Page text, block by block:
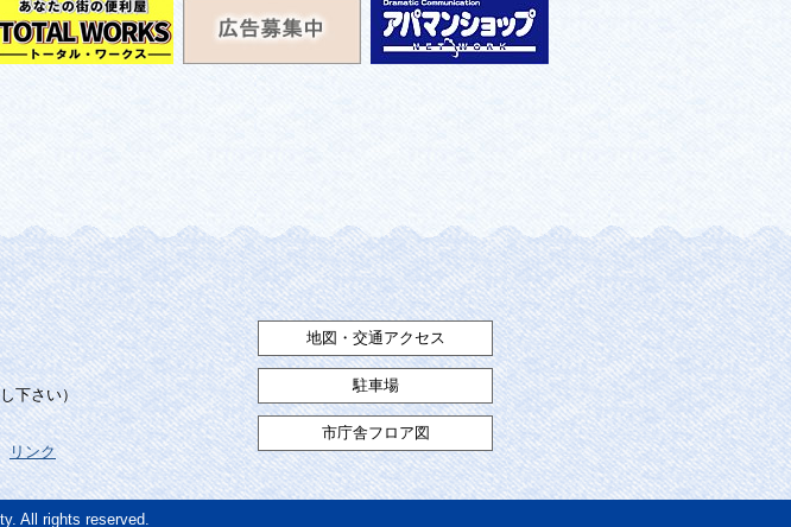
下さい）
リンク
地図・交通アクセス
駐車場
市庁舎フロア図
All rights reserved.